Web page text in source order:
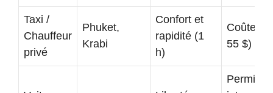
Taxi /
Chauffeur
privé
Phuket,
Krabi
Confort et
rapidité (1
h)
Coûteux
55 $)